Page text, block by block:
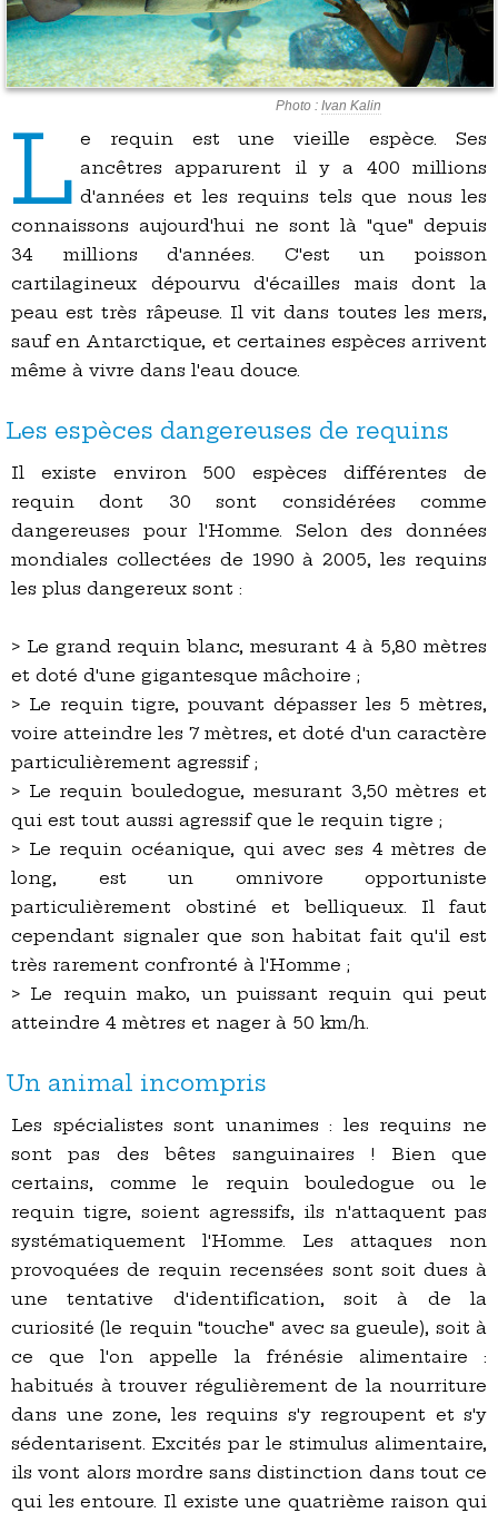
Photo : Ivan Kalin
L e requin est une vieille espèce. Ses
ancêtres apparurent il y a 400 millions
d'années et les requins tels que nous les
connaissons aujourd'hui ne sont là "que" depuis
34 millions d'années. C'est un poisson
cartilagineux dépourvu d'écailles mais dont la
peau est très râpeuse. Il vit dans toutes les mers,
sauf en Antarctique, et certaines espèces arrivent
même à vivre dans l'eau douce.
Les espèces dangereuses de requins
Il existe environ 500 espèces différentes de
requin dont 30 sont considérées comme
dangereuses pour l'Homme. Selon des données
mondiales collectées de 1990 à 2005, les requins
les plus dangereux sont :
> Le grand requin blanc, mesurant 4 à 5,80 mètres
et doté d'une gigantesque mâchoire ;
> Le requin tigre, pouvant dépasser les 5 mètres,
voire atteindre les 7 mètres, et doté d'un caractère
particulièrement agressif ;
> Le requin bouledogue, mesurant 3,50 mètres et
qui est tout aussi agressif que le requin tigre ;
> Le requin océanique, qui avec ses 4 mètres de
long, est un omnivore opportuniste
particulièrement obstiné et belliqueux. Il faut
cependant signaler que son habitat fait qu'il est
très rarement confronté à l'Homme ;
> Le requin mako, un puissant requin qui peut
atteindre 4 mètres et nager à 50 km/h.
Un animal incompris
Les spécialistes sont unanimes : les requins ne
sont pas des bêtes sanguinaires ! Bien que
certains, comme le requin bouledogue ou le
requin tigre, soient agressifs, ils n'attaquent pas
systématiquement l'Homme. Les attaques non
provoquées de requin recensées sont soit dues à
une tentative d'identification, soit à de la
curiosité (le requin "touche" avec sa gueule), soit à
ce que l'on appelle la frénésie alimentaire :
habitués à trouver régulièrement de la nourriture
dans une zone, les requins s'y regroupent et s'y
sédentarisent. Excités par le stimulus alimentaire,
ils vont alors mordre sans distinction dans tout ce
qui les entoure. Il existe une quatrième raison qui